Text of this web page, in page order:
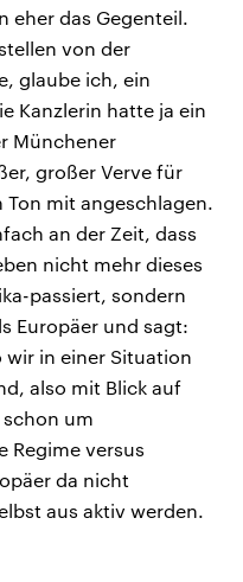
eher das Gegenteil.
von der
glaube ich, ein
Kanzlerin hatte ja ein
Münchener
großer Verve für
mit angeschlagen.
an der Zeit, dass
nicht mehr dieses
passiert, sondern
Europäer und sagt:
wir in einer Situation
also mit Blick auf
schon um
Regime versus
da nicht
aus aktiv werden.